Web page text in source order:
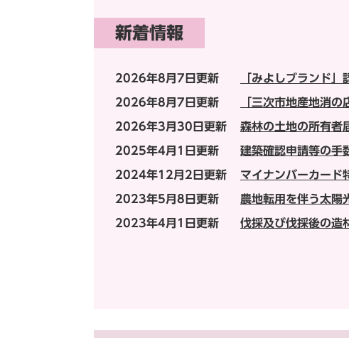
新着情報
2026年8月7日更新 「みよしブランド
2026年8月7日更新 「三次市地産地消
2026年3月30日更新 森林の土地の所有者
2025年4月1日更新 建築確認申請等の手
2024年12月2日更新 マイナンバーカード
2023年5月8日更新 農地転用を伴う太
2023年4月1日更新 伐採及び伐採後の造